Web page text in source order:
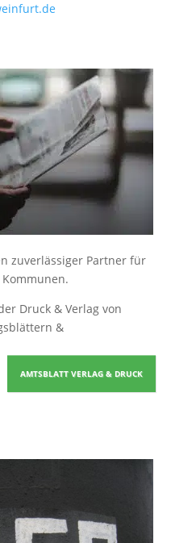
zuverlässiger Partner für
Druck & Verlag von
&
AMTSBLATT VERLAG & DRUCK